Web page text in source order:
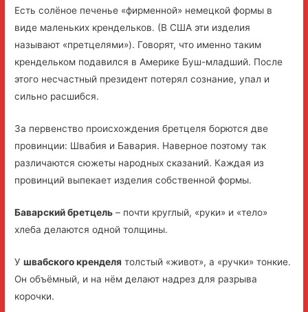
Есть солёное печенье «фирменной» немецкой формы в
виде маленьких крендельков. (В США эти изделия
называют «претцелями»). Говорят, что именно таким
крендельком подавился в Америке Буш-младший. После
этого несчастный президент потерял сознание, упал и
сильно расшибся.
За первенство происхождения бретцеля борются две
провинции: Швабия и Бавария. Наверное поэтому так
различаются сюжеты народных сказаний. Каждая из
провинций выпекает изделия собственной формы.
Баварский бретцель – почти круглый, «руки» и «тело»
хлеба делаются одной толщины.
Ушвабского кренделя толстый «живот», а «ручки» тонкие.
Он объёмный, и на нём делают надрез для разрыва
корочки.